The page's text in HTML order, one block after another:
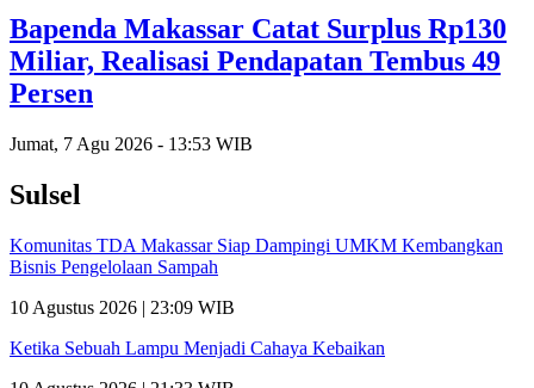
Bapenda Makassar Catat Surplus Rp130
Miliar, Realisasi Pendapatan Tembus 49
Persen
Jumat, 7 Agu 2026 - 13:53 WIB
Sulsel
Komunitas TDA Makassar Siap Dampingi UMKM Kembangkan
Bisnis Pengelolaan Sampah
10 Agustus 2026 | 23:09 WIB
Ketika Sebuah Lampu Menjadi Cahaya Kebaikan